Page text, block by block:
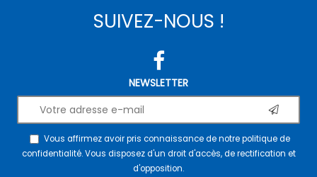
SUIVEZ-NOUS !
NEWSLETTER
Vous affirmez avoir pris connaissance de notrepolitique de
confidentialité. Vous disposez d'un droit d'accès, de rectification et
d'opposition.